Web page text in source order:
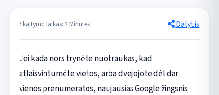
Skaitymo laikas: 2 Minutės Dalytis
Jei kada nors trynėte nuotraukas, kad
atlaisvintumėte vietos, arba dvejojote dėl dar
vienos prenumeratos, naujausias Google žingsnis